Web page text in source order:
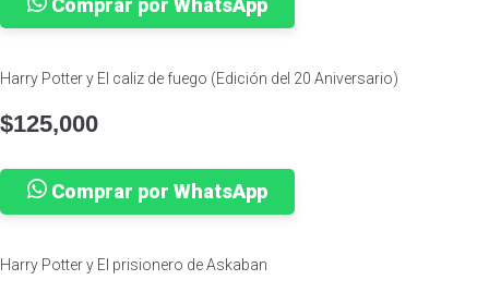
Comprar por WhatsApp
Harry Potter y El caliz de fuego (Edición del 20 Aniversario)
$125,000
Comprar por WhatsApp
Harry Potter y El prisionero de Askaban